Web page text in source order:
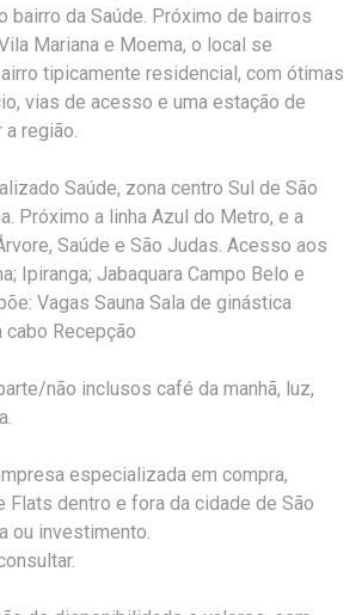
bairro da Saúde. Próximo de bairros
Mariana e Moema, o local se
tipicamente residencial, com ótimas
vias de acesso e uma estação de
região.
Saúde, zona centro Sul de São
Próximo a linha Azul do Metro, e a
Saúde e São Judas. Acesso aos
Ipiranga; Jabaquara Campo Belo e
Vagas Sauna Sala de ginástica
cabo Recepção
não inclusos café da manhã, luz,
especializada em compra,
Flats dentro e fora da cidade de São
ou investimento.